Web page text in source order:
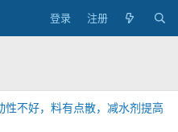
登录 注册
性不好，料有点散，减水剂提高